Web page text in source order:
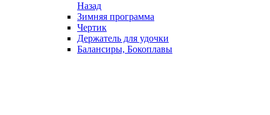
Назад
Зимняя программа
Чертик
Держатель для удочки
Балансиры, Бокоплавы